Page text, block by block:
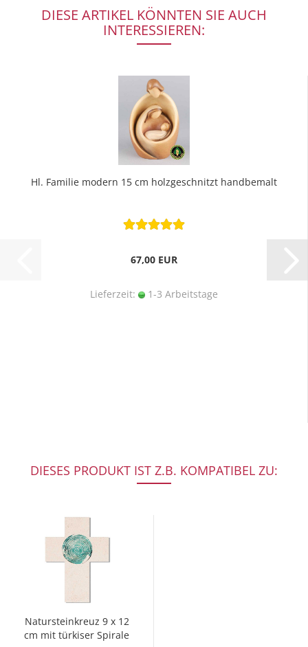
DIESE ARTIKEL KÖNNTEN SIE AUCH
INTERESSIEREN:
Hl. Familie modern 15 cm holzgeschnitzt handbemalt
67,00 EUR
Lieferzeit: 1-3 Arbeitstage
DIESES PRODUKT IST Z.B. KOMPATIBEL ZU:
Natursteinkreuz 9 x 12
cm mit türkiser Spirale